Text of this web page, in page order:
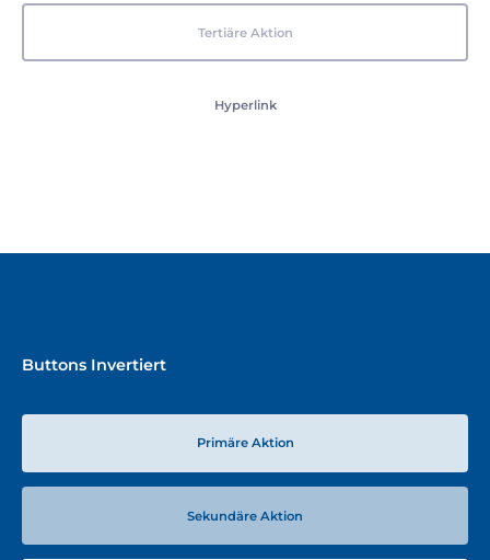
Tertiäre Aktion
Hyperlink
Buttons Invertiert
Primäre Aktion
Sekundäre Aktion